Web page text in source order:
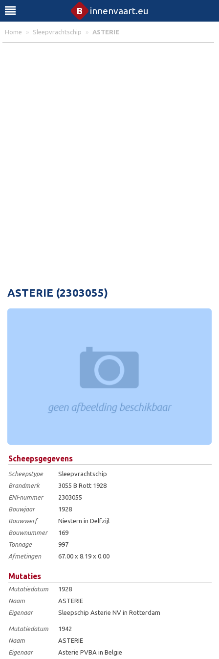
B innenvaart.eu
Home » Sleepvrachtschip » ASTERIE
ASTERIE (2303055)
Scheepsgegevens
Scheepstype
Sleepvrachtschip
Brandmerk
3055 B Rott 1928
ENI-nummer
2303055
Bouwjaar
1928
Bouwwerf
Niestern in Delfzijl
Bouwnummer
169
Tonnage
997
Afmetingen
67.00 x 8.19 x 0.00
Mutaties
Mutatiedatum
1928
Naam
ASTERIE
Eigenaar
Sleepschip Asterie NV in Rotterdam
Mutatiedatum
1942
Naam
ASTERIE
Eigenaar
Asterie PVBA in Belgie